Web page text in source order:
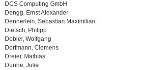
DCS Computing GmbH
Dengg, Ernst Alexander
Dennerlein, Sebastian Maximilian
Dietsch, Philipp
Dobler, Wolfgang
Dorfmann, Clemens
Dreier, Mathias
Dunne, Julie